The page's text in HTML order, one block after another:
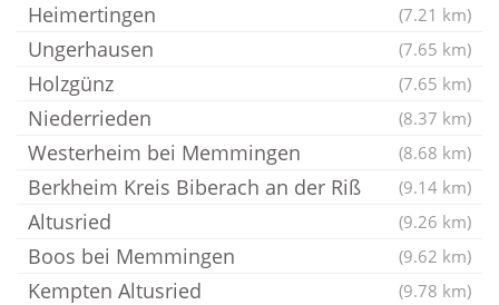
Heimertingen (7.21 km)
Ungerhausen (7.65 km)
Holzgünz (7.65 km)
Niederrieden (8.37 km)
Westerheim bei Memmingen (8.68 km)
Berkheim Kreis Biberach an der Riß (9.14 km)
Altusried (9.26 km)
Boos bei Memmingen (9.62 km)
Kempten Altusried (9.78 km)